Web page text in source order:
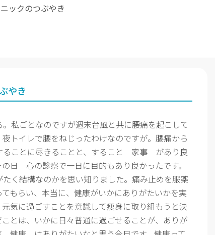
ックのつぶやき
やき
私ごとなのですが週末台風と共に腰痛を起こして
トイレで腰をねじったわけなのですが。腰痛から
ることに尽きることと、すること 家事 があり良
日 心の診察で一日に目的もあり良かったです。
く結構なのかを思い知りました。痛み止めを服薬
もらい、本当に、健康がいかにありがたいかを実
気に過ごすことを意識して痩身に取り組もうと決
とは、いかに日々普通に過ごせることが、ありが